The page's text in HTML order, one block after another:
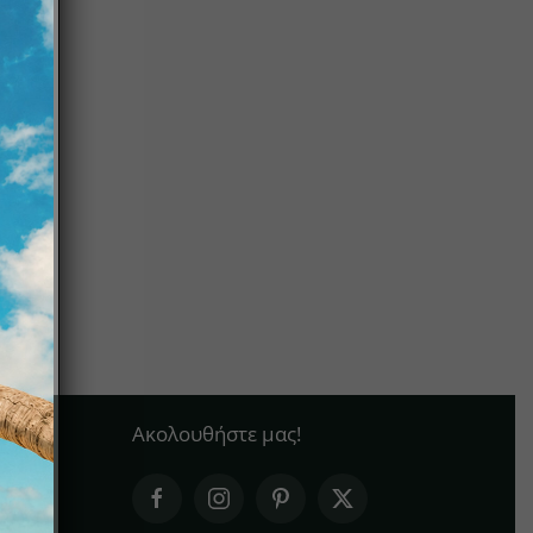
Ακολουθήστε μας!